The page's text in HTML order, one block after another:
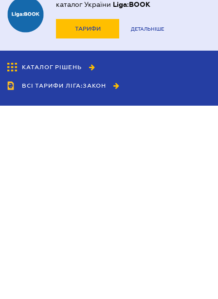
каталог України Liga:BOOK
ТАРИФИ ДЕТАЛЬНІШЕ
КАТАЛОГ РІШЕНЬ
ВСІ ТАРИФИ ЛІГА:ЗАКОН